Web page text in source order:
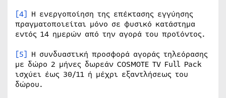
[4] Η ενεργοποίηση της επέκτασης εγγύησης
πραγματοποιείται μόνο σε φυσικό κατάστημα
εντός 14 ημερών από την αγορά του προϊόντος.
[5] Η συνδυαστική προσφορά αγοράς τηλεόρασης
με δώρο 2 μήνες δωρεάν COSMOTE TV Full Pack
ισχύει έως 30/11 ή μέχρι εξαντλήσεως του
δώρου.